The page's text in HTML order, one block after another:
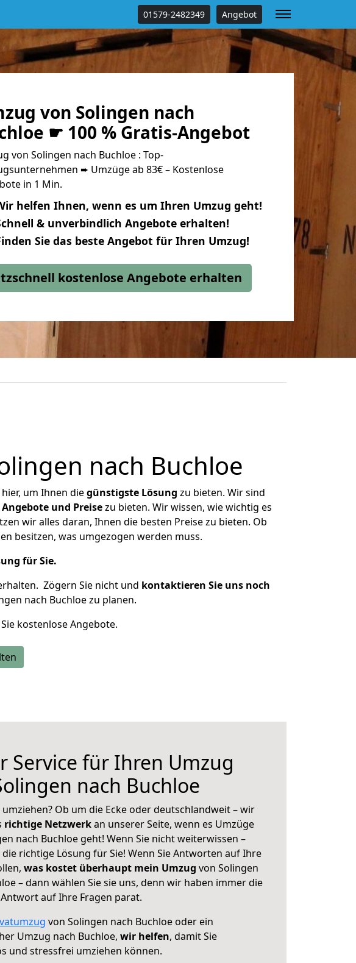
01579-2482349 Angebot
von Solingen nach
☛ 100 % Gratis-Angebot
von Solingen nach Buchloe : Top-
➨ Umzüge ab 83€ – Kostenlose
in 1 Min.
helfen Ihnen, wenn es um Ihren Umzug geht!
& unverbindlich Angebote erhalten!
Sie das beste Angebot für Ihren Umzug!
kostenlose Angebote erhalten
nach Buchloe
um Ihnen diegünstigste Lösung zu bieten. Wir sind
und Preisezu bieten. Wir wissen, wie wichtig es
wir alles daran, Ihnen die besten Preise zu bieten. Ob
besitzen, was umgezogen werden muss.
für Sie.
Zögern Sie nicht und kontaktieren Sie uns noch
nach Buchloe zu planen.
kostenlose Angebote.
Service für Ihren Umzug
nach Buchloe
umziehen? Ob um die Ecke oder deutschlandweit – wir
richtige Netzwerkan unserer Seite, wenn es Umzüge
nach Buchloe geht! Wenn Sie nicht weiterwissen –
richtige Lösung für Sie! Wenn Sie Antworten auf Ihre
was kostet überhaupt mein Umzug von Solingen
– dann wählen Sie sie uns, denn wir haben immer die
auf Ihre Fragen parat.
von Solingen nach Buchloe oder ein
Umzug nach Buchloe, wir helfen, damit Sie
und stressfrei umziehen können.